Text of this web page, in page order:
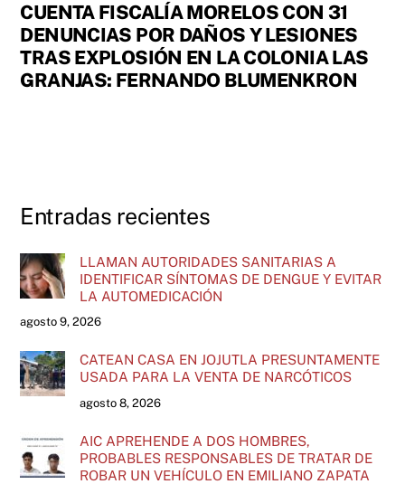
CUENTA FISCALÍA MORELOS CON 31
DENUNCIAS POR DAÑOS Y LESIONES
TRAS EXPLOSIÓN EN LA COLONIA LAS
GRANJAS: FERNANDO BLUMENKRON
Entradas recientes
LLAMAN AUTORIDADES SANITARIAS A
IDENTIFICAR SÍNTOMAS DE DENGUE Y EVITAR
LA AUTOMEDICACIÓN
agosto 9, 2026
CATEAN CASA EN JOJUTLA PRESUNTAMENTE
USADA PARA LA VENTA DE NARCÓTICOS
agosto 8, 2026
AIC APREHENDE A DOS HOMBRES,
PROBABLES RESPONSABLES DE TRATAR DE
ROBAR UN VEHÍCULO EN EMILIANO ZAPATA